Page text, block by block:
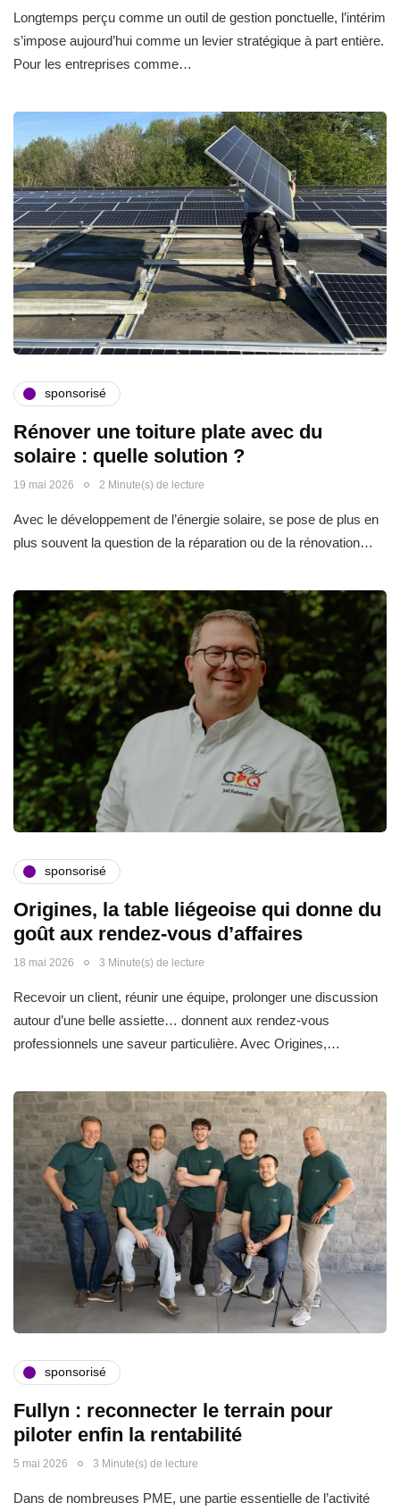
Longtemps perçu comme un outil de gestion ponctuelle, l’intérim
s’impose aujourd’hui comme un levier stratégique à part entière.
Pour les entreprises comme…
sponsorisé
Rénover une toiture plate avec du
solaire : quelle solution ?
19 mai 2026 2 Minute(s) de lecture
Avec le développement de l’énergie solaire, se pose de plus en
plus souvent la question de la réparation ou de la rénovation…
sponsorisé
Origines, la table liégeoise qui donne du
goût aux rendez-vous d’affaires
18 mai 2026 3 Minute(s) de lecture
Recevoir un client, réunir une équipe, prolonger une discussion
autour d’une belle assiette… donnent aux rendez-vous
professionnels une saveur particulière. Avec Origines,…
sponsorisé
Fullyn : reconnecter le terrain pour
piloter enfin la rentabilité
5 mai 2026 3 Minute(s) de lecture
Dans de nombreuses PME, une partie essentielle de l’activité